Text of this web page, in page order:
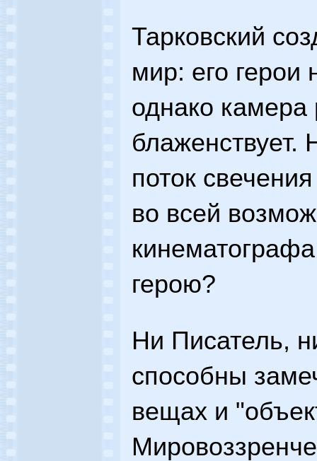
Тарковский
мир: его
однако
блаженствует.
поток
во всей
герою?
Ни Писатель,
способны
вещах и